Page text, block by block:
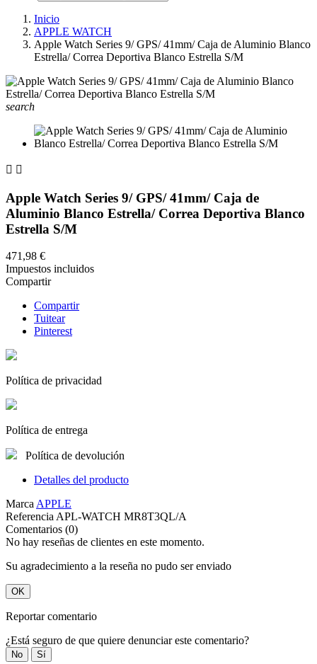
Inicio
APPLE WATCH
Apple Watch Series 9/ GPS/ 41mm/ Caja de Aluminio Blanco
Estrella/ Correa Deportiva Blanco Estrella S/M
search
 
Apple Watch Series 9/ GPS/ 41mm/ Caja de
Aluminio Blanco Estrella/ Correa Deportiva Blanco
Estrella S/M
471,98 €
Impuestos incluidos
Compartir
Compartir
Tuitear
Pinterest
Política de privacidad
Política de entrega
Política de devolución
Detalles del producto
MarcaAPPLE
ReferenciaAPL-WATCH MR8T3QL/A
Comentarios (0)
No hay reseñas de clientes en este momento.
Su agradecimiento a la reseña no pudo ser enviado
OK
Reportar comentario
¿Está seguro de que quiere denunciar este comentario?
No Sí